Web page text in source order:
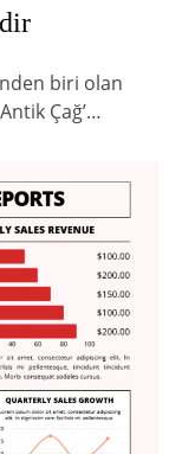
biri olan
Çağ’…